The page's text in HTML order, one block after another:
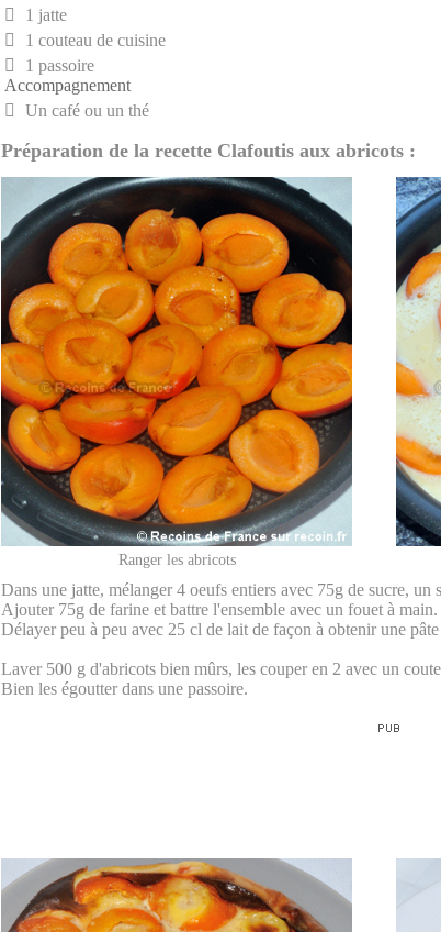
1 jatte
1 couteau de cuisine
1 passoire
Accompagnement
Un café ou un thé
Préparation de la recette Clafoutis aux abricots :
Ranger les abricots
Dans une jatte, mélanger 4 oeufs entiers avec 75g de sucre, un
Ajouter 75g de farine et battre l'ensemble avec un fouet à main.
Délayer peu à peu avec 25 cl de lait de façon à obtenir une
Laver 500 g d'abricots bien mûrs, les couper en 2 avec un
Bien les égoutter dans une passoire.